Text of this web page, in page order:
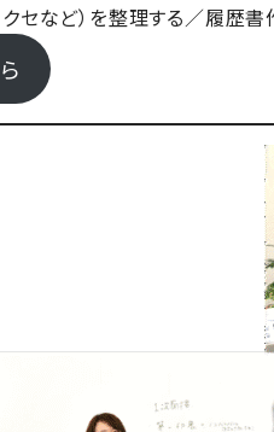
クセなど）を整理する／履歴